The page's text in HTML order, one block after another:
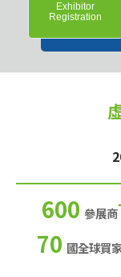
Exhibitor
Registration
600 參展商
70 國全球買